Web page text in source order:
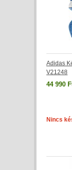
Adidas
V21248
44 990
Nincs